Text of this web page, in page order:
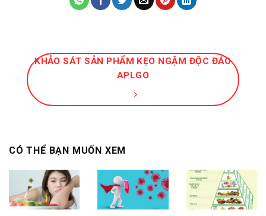
KHẢO SÁT SẢN PHẨM KẸO NGẬM ĐỘC ĐÁO
APLGO
CÓ THỂ BẠN MUỐN XEM